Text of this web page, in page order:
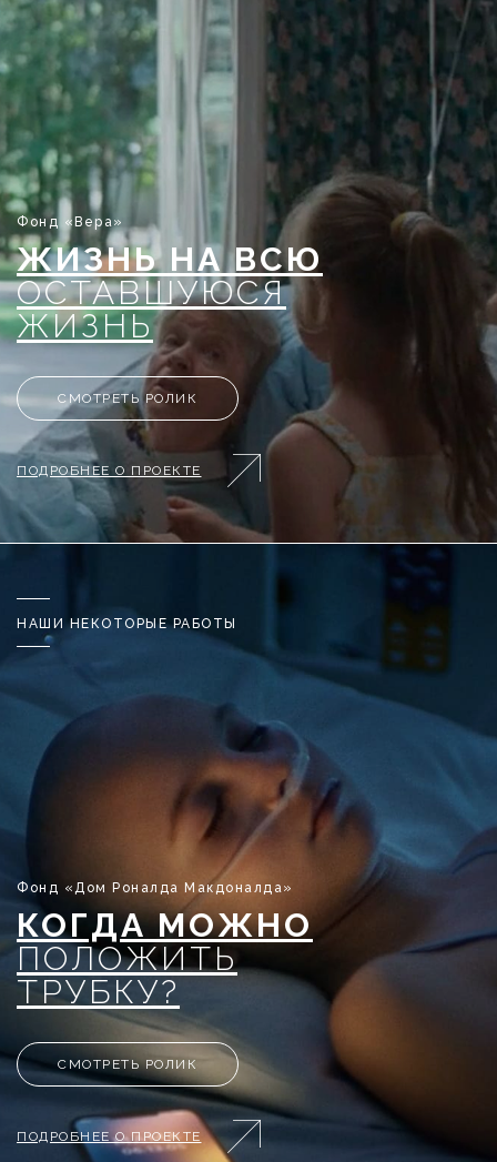
ЖИЗНЬ НА ВСЮ
ОСТАВШУЮСЯ
ЖИЗНЬ
ПОДРОБНЕЕ О ПРОЕКТЕ
Фонд «Вера»
СМОТРЕТЬ РОЛИК
КОГДА МОЖНО
ПОЛОЖИТЬ
ТРУБКУ?
НАШИ НЕКОТОРЫЕ РАБОТЫ
ПОДРОБНЕЕ О ПРОЕКТЕ
Фонд «Дом Роналда Макдоналда»
СМОТРЕТЬ РОЛИК